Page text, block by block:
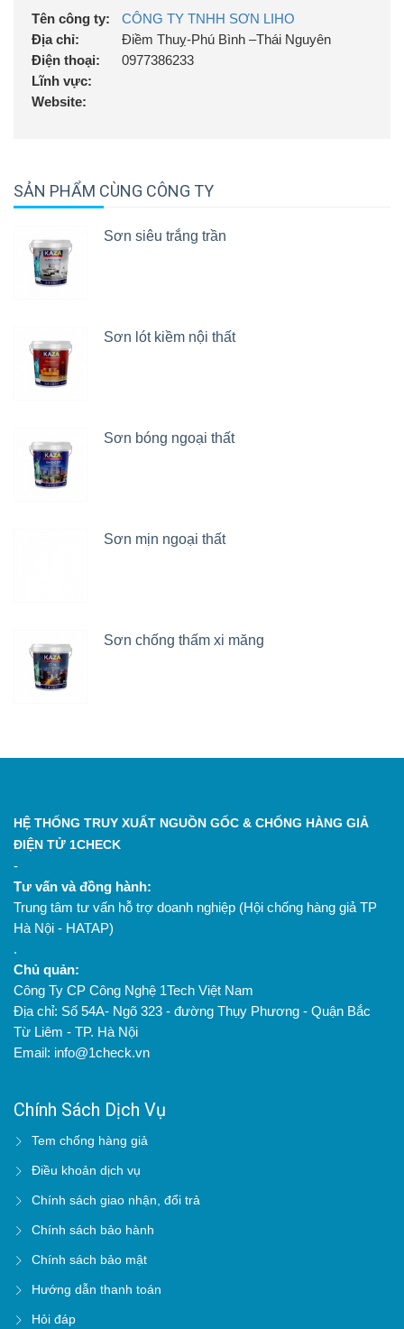
Tên công ty:
CÔNG TY TNHH SƠN LIHO
Địa chỉ:
Điềm Thuỵ-Phú Bình –Thái Nguyên
Điện thoại:
0977386233
Lĩnh vực:
Website:
SẢN PHẨM CÙNG CÔNG TY
Sơn siêu trắng trần
Sơn lót kiềm nội thất
Sơn bóng ngoại thất
Sơn mịn ngoại thất
Sơn chống thấm xi măng
HỆ THỐNG TRUY XUẤT NGUỒN GỐC & CHỐNG HÀNG GIẢ
ĐIỆN TỬ 1CHECK
-
Tư vấn và đồng hành:
Trung tâm tư vấn hỗ trợ doanh nghiệp (Hội chống hàng giả TP
Hà Nội - HATAP)
.
Chủ quản:
Công Ty CP Công Nghệ 1Tech Việt Nam
Địa chỉ: Số 54A- Ngõ 323 - đường Thụy Phương - Quận Bắc
Từ Liêm - TP. Hà Nội
Email: info@1check.vn
Chính Sách Dịch Vụ
Tem chống hàng giả
Điều khoản dịch vụ
Chính sách giao nhận, đổi trả
Chính sách bảo hành
Chính sách bảo mật
Hướng dẫn thanh toán
Hỏi đáp